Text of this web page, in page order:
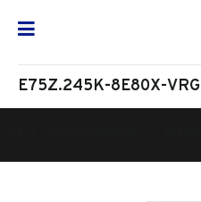
E75Z.245K-8E80X-VRG